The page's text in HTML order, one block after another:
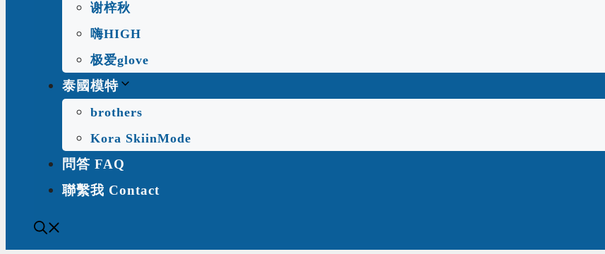
谢梓秋
嗨HIGH
极爱glove
泰國模特
brothers
Kora SkiinMode
問答 FAQ
聯繫我 Contact